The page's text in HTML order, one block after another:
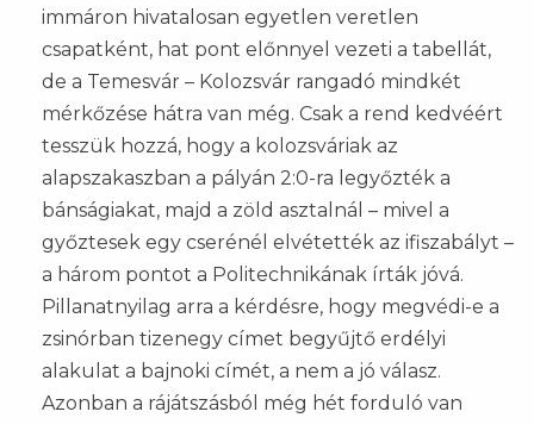
immáron hivatalosan egyetlen veretlen
csapatként, hat pont előnnyel vezeti a tabellát,
de a Temesvár – Kolozsvár rangadó mindkét
mérkőzése hátra van még. Csak a rend kedvéért
tesszük hozzá, hogy a kolozsváriak az
alapszakaszban a pályán 2:0-ra legyőzték a
bánságiakat, majd a zöld asztalnál – mivel a
győztesek egy cserénél elvétették az ifiszabályt –
a három pontot a Politechnikának írták jóvá.
Pillanatnyilag arra a kérdésre, hogy megvédi-e a
zsinórban tizenegy címet begyűjtő erdélyi
alakulat a bajnoki címét, a nem a jó válasz.
Azonban a rájátszásból még hét forduló van